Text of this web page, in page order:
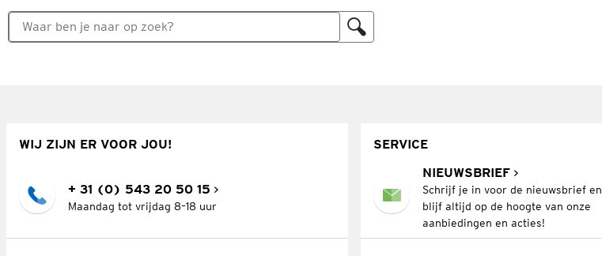
WIJ ZIJN ER VOOR JOU!
+ 31 (0) 543 20 50 15
Maandag tot vrijdag 8–18 uur
SERVICE
NIEUWSBRIEF
Schrijf je in voor de nieuwsbrief en
blijf altijd op de hoogte van onze
aanbiedingen en acties!